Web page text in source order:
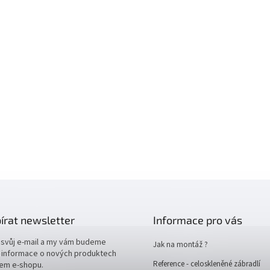
newsletter
e-mail a my vám budeme
o nových produktech
e-shopu.
Informace pro vás
Jak na montáž ?
Reference - celoskleněné zábradlí